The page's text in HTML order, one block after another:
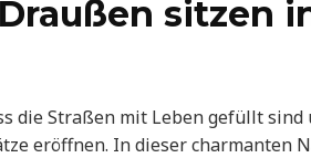
sitzen
die Straßen mit Leben gefüllt sind
eröffnen. In dieser charmanten